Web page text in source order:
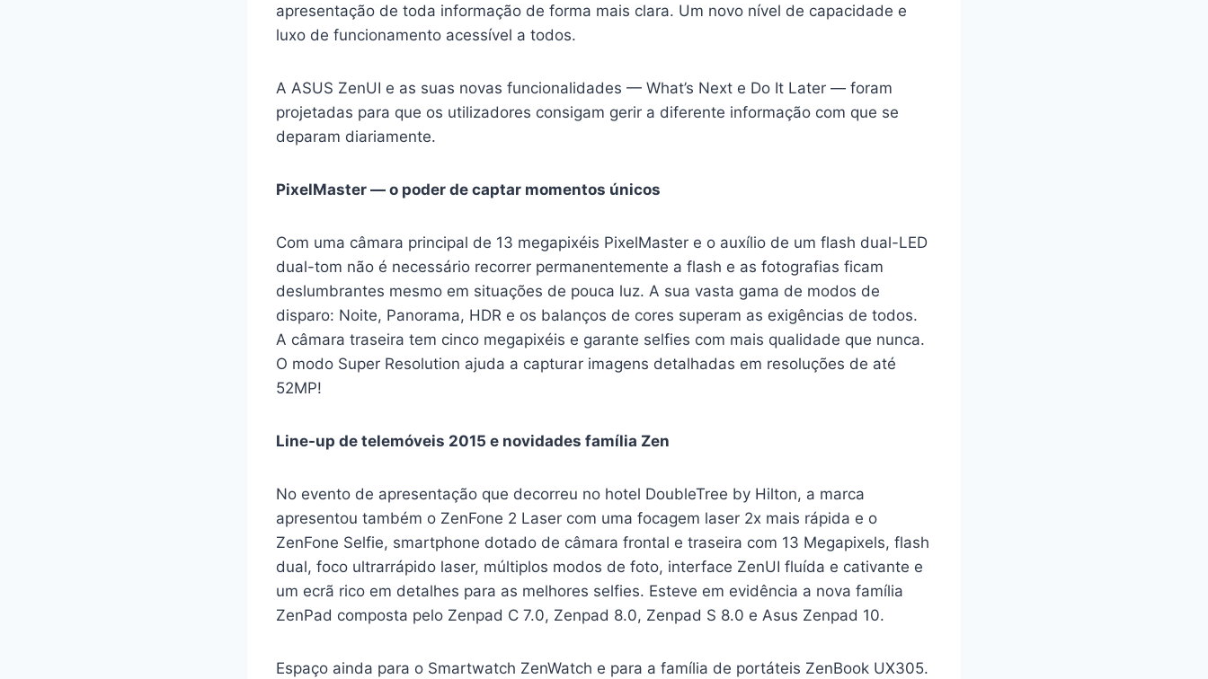
apresentação de toda informação de forma mais clara. Um novo nível de capacidade e
luxo de funcionamento acessível a todos.
A ASUS ZenUI e as suas novas funcionalidades — What’s Next e Do It Later — foram
projetadas para que os utilizadores consigam gerir a diferente informação com que se
deparam diariamente.
PixelMaster — o poder de captar momentos únicos
Com uma câmara principal de 13 megapixéis PixelMaster e o auxílio de um flash dual-LED
dual-tom não é necessário recorrer permanentemente a flash e as fotografias ficam
deslumbrantes mesmo em situações de pouca luz. A sua vasta gama de modos de
disparo: Noite, Panorama, HDR e os balanços de cores superam as exigências de todos.
A câmara traseira tem cinco megapixéis e garante selfies com mais qualidade que nunca.
O modo Super Resolution ajuda a capturar imagens detalhadas em resoluções de até
52MP!
Line-up de telemóveis 2015 e novidades família Zen
No evento de apresentação que decorreu no hotel DoubleTree by Hilton, a marca
apresentou também o ZenFone 2 Laser com uma focagem laser 2x mais rápida e o
ZenFone Selfie, smartphone dotado de câmara frontal e traseira com 13 Megapixels, flash
dual, foco ultrarrápido laser, múltiplos modos de foto, interface ZenUI fluída e cativante e
um ecrã rico em detalhes para as melhores selfies. Esteve em evidência a nova família
ZenPad composta pelo Zenpad C 7.0, Zenpad 8.0, Zenpad S 8.0 e Asus Zenpad 10.
Espaço ainda para o Smartwatch ZenWatch e para a família de portáteis ZenBook UX305.